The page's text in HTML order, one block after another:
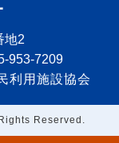
地2
953-7209
利用施設協会
Reserved.